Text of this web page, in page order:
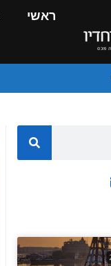
ראשי